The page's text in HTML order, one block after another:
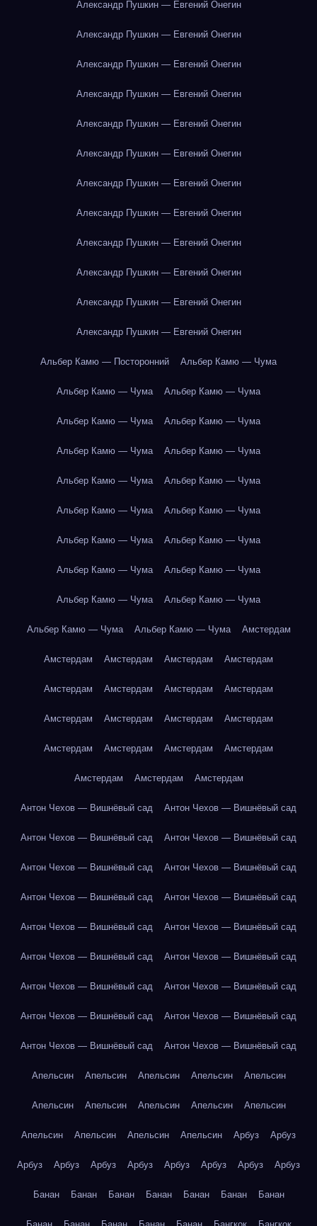
Александр Пушкин — Евгений Онегин
Александр Пушкин — Евгений Онегин
Александр Пушкин — Евгений Онегин
Александр Пушкин — Евгений Онегин
Александр Пушкин — Евгений Онегин
Александр Пушкин — Евгений Онегин
Александр Пушкин — Евгений Онегин
Александр Пушкин — Евгений Онегин
Александр Пушкин — Евгений Онегин
Александр Пушкин — Евгений Онегин
Александр Пушкин — Евгений Онегин
Александр Пушкин — Евгений Онегин
Альбер Камю — Посторонний Альбер Камю — Чума
Альбер Камю — Чума Альбер Камю — Чума
Альбер Камю — Чума Альбер Камю — Чума
Альбер Камю — Чума Альбер Камю — Чума
Альбер Камю — Чума Альбер Камю — Чума
Альбер Камю — Чума Альбер Камю — Чума
Альбер Камю — Чума Альбер Камю — Чума
Альбер Камю — Чума Альбер Камю — Чума
Альбер Камю — Чума Альбер Камю — Чума
Альбер Камю — Чума Альбер Камю — Чума Амстердам
Амстердам Амстердам Амстердам Амстердам
Амстердам Амстердам Амстердам Амстердам
Амстердам Амстердам Амстердам Амстердам
Амстердам Амстердам Амстердам Амстердам
Амстердам Амстердам Амстердам
Антон Чехов — Вишнёвый сад Антон Чехов — Вишнёвый сад
Антон Чехов — Вишнёвый сад Антон Чехов — Вишнёвый сад
Антон Чехов — Вишнёвый сад Антон Чехов — Вишнёвый сад
Антон Чехов — Вишнёвый сад Антон Чехов — Вишнёвый сад
Антон Чехов — Вишнёвый сад Антон Чехов — Вишнёвый сад
Антон Чехов — Вишнёвый сад Антон Чехов — Вишнёвый сад
Антон Чехов — Вишнёвый сад Антон Чехов — Вишнёвый сад
Антон Чехов — Вишнёвый сад Антон Чехов — Вишнёвый сад
Антон Чехов — Вишнёвый сад Антон Чехов — Вишнёвый сад
Апельсин Апельсин Апельсин Апельсин Апельсин
Апельсин Апельсин Апельсин Апельсин Апельсин
Апельсин Апельсин Апельсин Апельсин Арбуз Арбуз
Арбуз Арбуз Арбуз Арбуз Арбуз Арбуз Арбуз Арбуз
Банан Банан Банан Банан Банан Банан Банан